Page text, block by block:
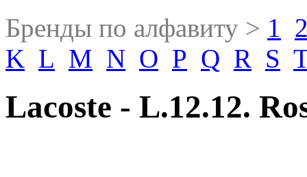
Бренды по алфавиту > 1
K L M N O P Q R S
Lacoste - L.12.12.